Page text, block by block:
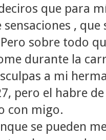
que para
,
sobre todo
durante la
a mi
pero el habre
con migo.
se pueden